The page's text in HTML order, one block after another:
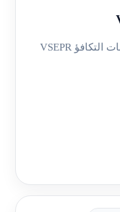
شرح مبسط لنظرية تنافر أزواج إلكترونات التكافؤ VSEPR